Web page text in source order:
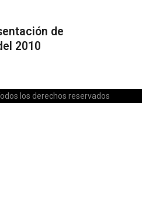
de
2010
los derechos reservados